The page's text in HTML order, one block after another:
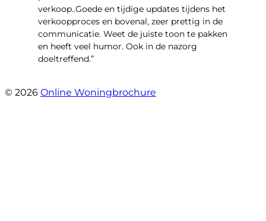
verkoop..Goede en tijdige updates tijdens het
verkoopproces en bovenal, zeer prettig in de
communicatie. Weet de juiste toon te pakken
en heeft veel humor. Ook in de nazorg
doeltreffend.”
© 2026 Online Woningbrochure